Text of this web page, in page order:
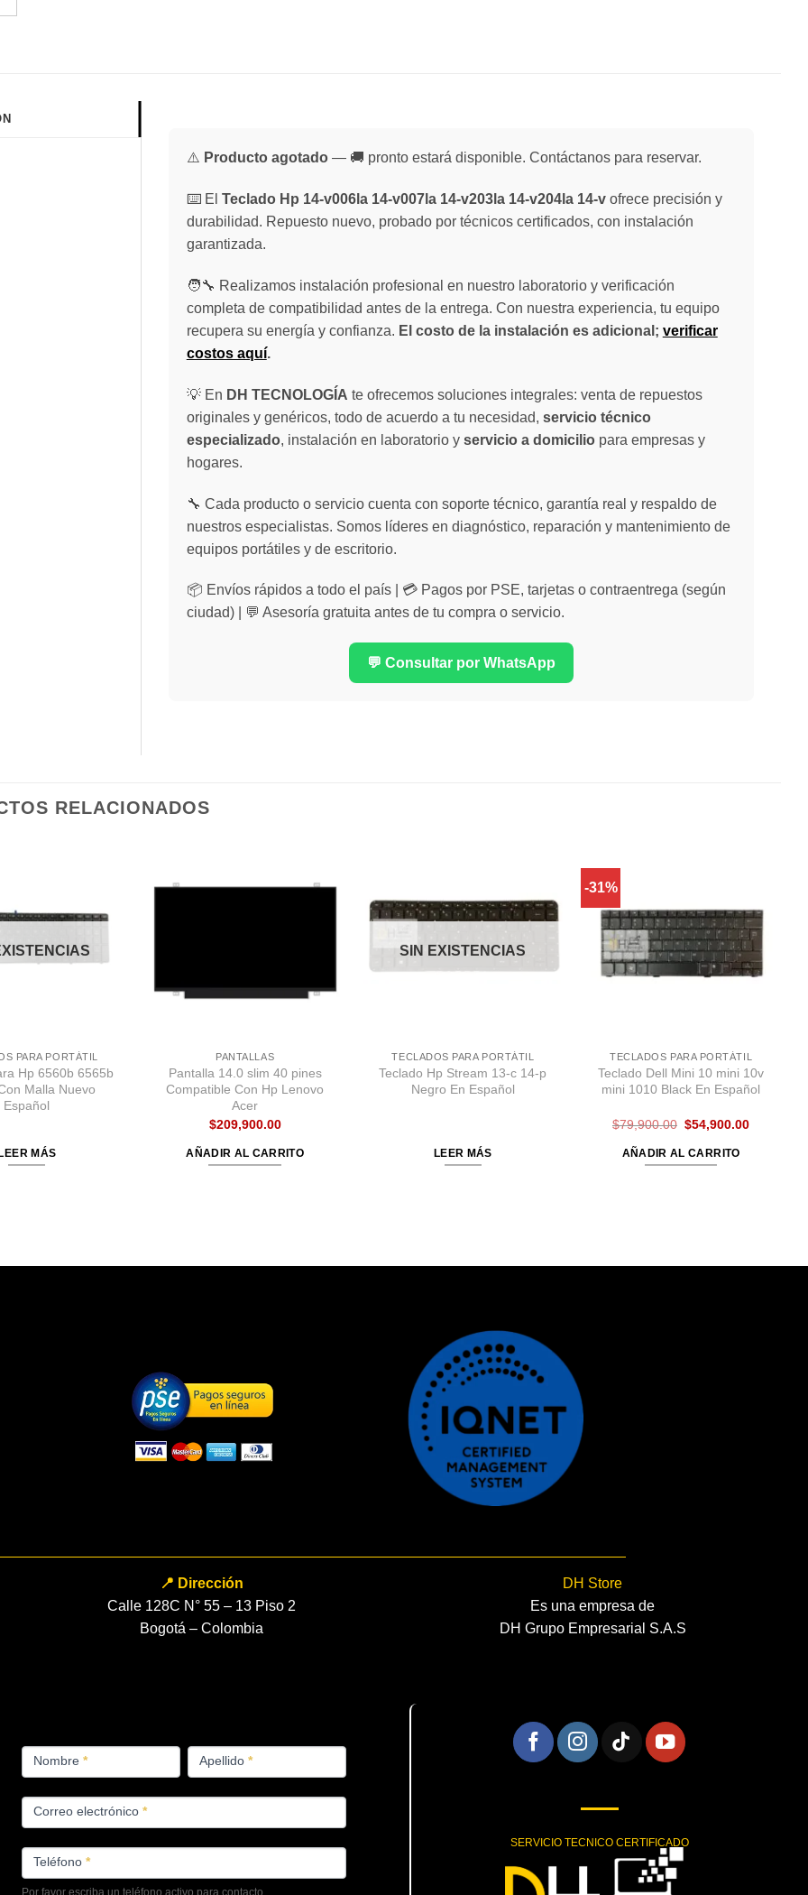
⚠️ Producto agotado— 🚚 pronto estará disponible. Contáctanos para reservar.
⌨️ El Teclado Hp 14-v006la 14-v007la 14-v203la 14-v204la 14-vofrece precisión y
durabilidad. Repuesto nuevo, probado por técnicos certificados, con instalación
garantizada.
🧑‍🔧 Realizamos instalación profesional en nuestro laboratorio y verificación
completa de compatibilidad antes de la entrega. Con nuestra experiencia, tu equipo
recupera su energía y confianza. El costo de la instalación es adicional; verificar
costos aquí.
💡 En DH TECNOLOGÍA te ofrecemos soluciones integrales: venta de repuestos
originales y genéricos, todo de acuerdo a tu necesidad, servicio técnico
especializado, instalación en laboratorio y servicio a domiciliopara empresas y
hogares.
🔧 Cada producto o servicio cuenta con soporte técnico, garantía real y respaldo de
nuestros especialistas. Somos líderes en diagnóstico, reparación y mantenimiento de
equipos portátiles y de escritorio.
📦 Envíos rápidos a todo el país | 💳 Pagos por PSE, tarjetas o contraentrega (según
ciudad) | 💬 Asesoría gratuita antes de tu compra o servicio.
💬 Consultar por WhatsApp
RELACIONADOS
PARA PORTÁTIL
Hp 6560b 6565b
Malla Nuevo
Español
LEER MÁS
Comprar
PANTALLAS
Pantalla 14.0 slim 40 pines
Compatible Con Hp Lenovo
Acer
$209,900.00
AÑADIR AL CARRITO
Despues
SIN EXISTENCIAS
TECLADOS PARA PORTÁTIL
Teclado Hp Stream 13-c 14-p
Negro En Español
LEER MÁS
-31%
TECLADOS PARA PORTÁTIL
Teclado Dell Mini 10 mini 10v
mini 1010 Black En Español
$79,900.00 El
original
era:
$54,900.00El
AÑADIR AL CARRITO
📍 Dirección
Calle 128C N° 55 – 13 Piso 2
Bogotá – Colombia
DH Store
Es una empresa de
DH Grupo Empresarial S.A.S
PRODUCTOS
Nombre * Apellido *
Correo electrónico *
Teléfono *
Por favor escriba un teléfono activo para contacto
SERVICIO TECNICO CERTIFICADO